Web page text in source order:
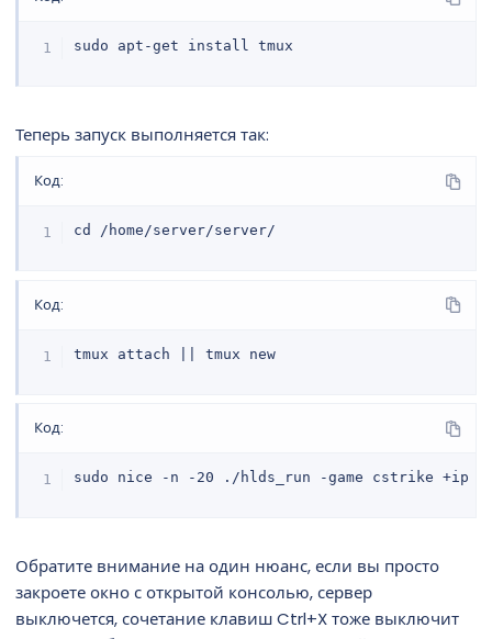
sudo apt-get install tmux
Теперь запуск выполняется так:
Код:
cd /home/server/server/
Код:
tmux attach || tmux new
Код:
sudo nice -n -20 ./hlds_run -game cstrike +ip
Обратите внимание на один нюанс, если вы просто
закроете окно с открытой консолью, сервер
выключется, сочетание клавиш Ctrl+X тоже выключит